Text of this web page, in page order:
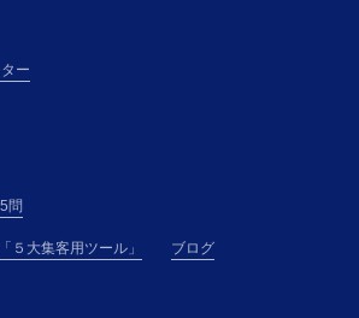
ー
問
５大集客用ツール」 ブログ